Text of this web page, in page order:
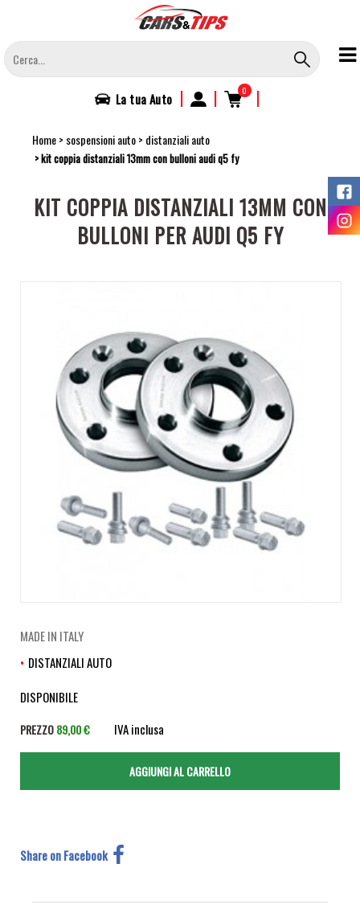
contenuto
principale
La tuaAuto | | 0 |
Home sospensioni auto distanziali auto
kit coppia distanziali 13mm con bulloni audi q5 fy
KIT COPPIA DISTANZIALI 13MM CON
BULLONI PER AUDI Q5 FY
MADE IN ITALY
DISTANZIALI AUTO
DISPONIBILE
PREZZO89,00 € IVA inclusa
Share on Facebook